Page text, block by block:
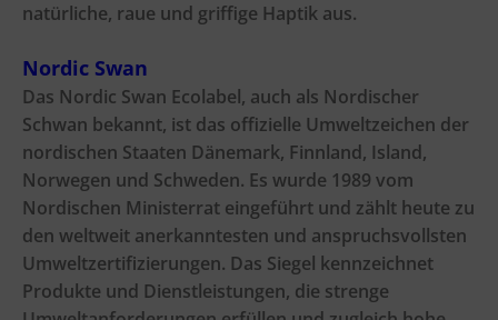
natürliche, raue und griffige Haptik aus.
Nordic Swan
Das Nordic Swan Ecolabel, auch als Nordischer
Schwan bekannt, ist das offizielle Umweltzeichen der
nordischen Staaten Dänemark, Finnland, Island,
Norwegen und Schweden. Es wurde 1989 vom
Nordischen Ministerrat eingeführt und zählt heute zu
den weltweit anerkanntesten und anspruchsvollsten
Umweltzertifizierungen. Das Siegel kennzeichnet
Produkte und Dienstleistungen, die strenge